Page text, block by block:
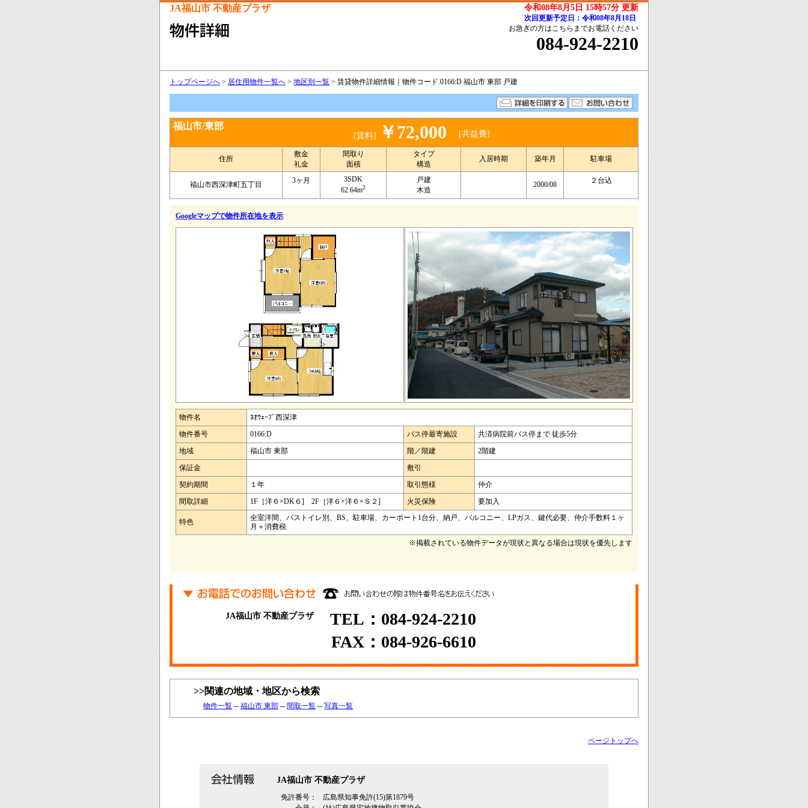
令和08年8月5日 15時57分 更新
次回更新予定日：令和08年8月18日
JA福山市 不動産プラザ
お急ぎの方はこちらまでお電話ください
084-924-2210
トップページへ > 居住用物件一覧へ > 地区別一覧 > 賃貸物件詳細情報｜物件コード.0166:D 福山市 東部 戸建
福山市/東部
[賃料] ￥72,000 [共益費]
住所
敷金
礼金
間取り
面積
タイプ
構造
入居時期 築年月 駐車場
福山市西深津町五丁目 3ヶ月
3SDK
62.64m2
戸建
木造
2000/08 ２台込
Googleマップで物件所在地を表示
物件名
ﾈｵｳｪｰﾌﾞ西深津
物件番号
0166:D バス停最寄施設
共済病院前バス停まで 徒歩5分
地域
福山市 東部 階／階建
2階建
保証金
敷引
契約期間
１年 取引態様
仲介
間取詳細
1F［洋６×DK６] 2F［洋６×洋６×Ｓ２] 火災保険 要加入
特色
全室洋間、バストイレ別、BS、駐車場、カーポート1台分、納戸、バルコニー、LPガス、鍵代必要、仲介手数料１ヶ
月＋消費税
※掲載されている物件データが現状と異なる場合は現状を優先します
JA福山市 不動産プラザ
TEL：084-924-2210
FAX：084-926-6610
>>関連の地域・地区から検索
物件一覧 -- 福山市 東部 -- 間取一覧 -- 写真一覧
ページトップへ
JA福山市 不動産プラザ
免許番号：
広島県知事免許(15)第1879号